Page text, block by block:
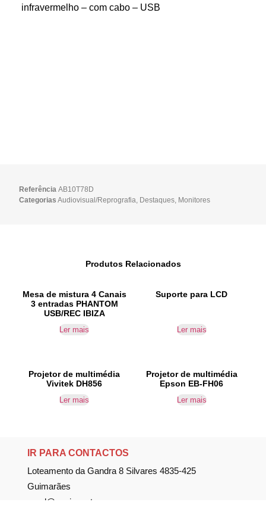
infravermelho – com cabo – USB
ReferênciaAB10T78D
Categorias Audiovisual/Reprografia Destaques Monitores
Produtos Relacionados
Mesa de mistura 4 Canais
3 entradas PHANTOM
USB/REC IBIZA
Ler mais
Suporte para LCD
Ler mais
Projetor de multimédia
Vivitek DH856
Ler mais
Projetor de multimédia
Epson EB-FH06
Ler mais
IR PARA CONTACTOS
Loteamento da Gandra 8 Silvares 4835-425
Guimarães
geral@equipar.pt